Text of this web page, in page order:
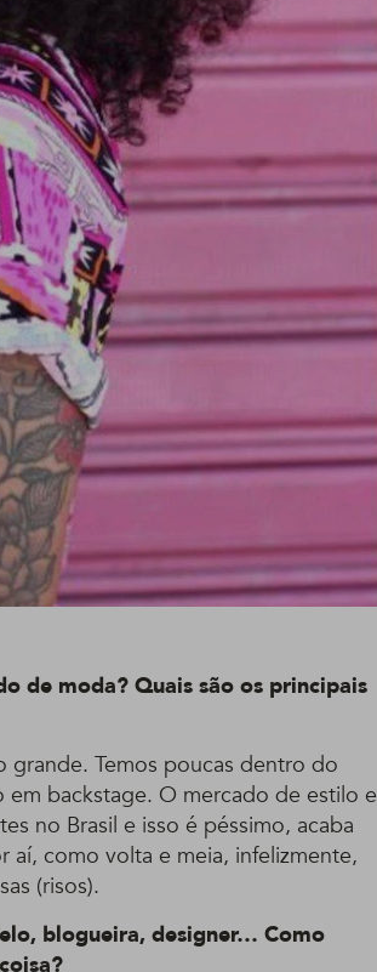
de moda? Quais são os principais
grande. Temos poucas dentro do
backstage. O mercado de estilo e
no Brasil e isso é péssimo, acaba
aí, como volta e meia, infelizmente,
(risos).
blogueira, designer… Como